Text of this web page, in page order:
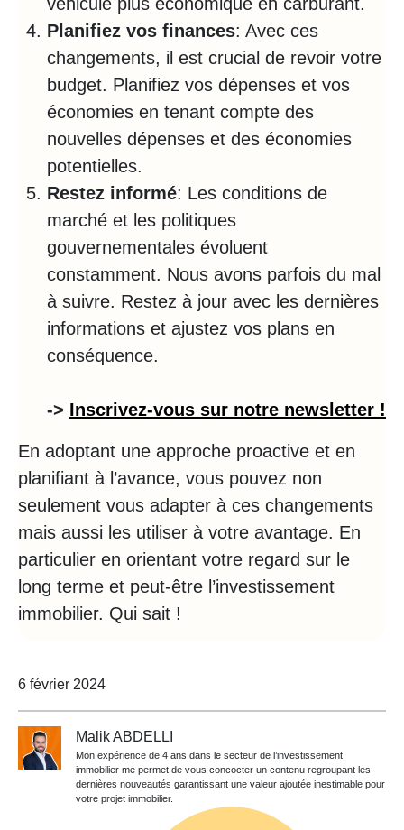
Planifiez vos finances: Avec ces
changements, il est crucial de revoir votre
budget. Planifiez vos dépenses et vos
économies en tenant compte des
nouvelles dépenses et des économies
potentielles.
Restez informé: Les conditions de
marché et les politiques
gouvernementales évoluent
constamment. Nous avons parfois du mal
à suivre. Restez à jour avec les dernières
informations et ajustez vos plans en
conséquence.
-> Inscrivez-vous sur notre newsletter !
En adoptant une approche proactive et en
planifiant à l’avance, vous pouvez non
seulement vous adapter à ces changements
mais aussi les utiliser à votre avantage. En
particulier en orientant votre regard sur le
long terme et peut-être l’investissement
immobilier. Qui sait !
6 février 2024
Malik ABDELLI
Mon expérience de 4 ans dans le secteur de l’investissement
immobilier me permet de vous concocter un contenu regroupant les
dernières nouveautés garantissant une valeur ajoutée inestimable pour
votre projet immobilier.